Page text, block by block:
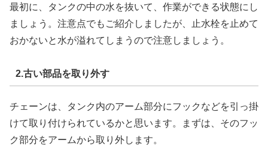
最初に、タンクの中の水を抜いて、作業ができる状態にし
ましょう。注意点でもご紹介しましたが、止水栓を止めて
おかないと水が溢れてしまうので注意しましょう。
2.古い部品を取り外す
チェーンは、タンク内のアーム部分にフックなどを引っ掛
けて取り付けられているかと思います。まずは、そのフッ
ク部分をアームから取り外します。